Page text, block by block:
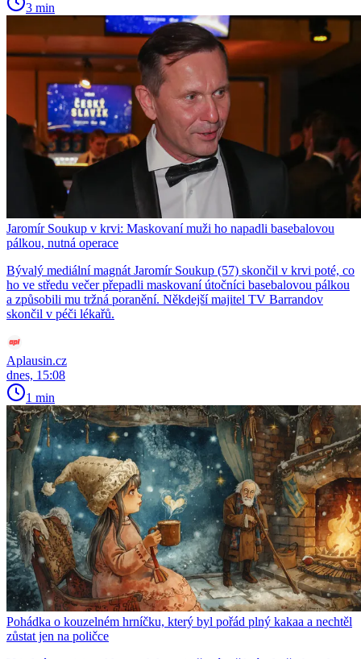
3 min
Jaromír Soukup v krvi: Maskovaní muži ho napadli basebalovou
pálkou, nutná operace
Bývalý mediální magnát Jaromír Soukup (57) skončil v krvi poté, co
ho ve středu večer přepadli maskovaní útočníci basebalovou pálkou
a způsobili mu tržná poranění. Někdejší majitel TV Barrandov
skončil v péči lékařů.
Aplausin.cz
dnes, 15:08
1 min
Pohádka o kouzelném hrníčku, který byl pořád plný kakaa a nechtěl
zůstat jen na poličce